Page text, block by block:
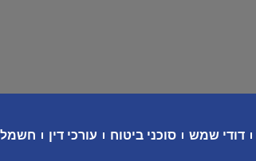
דודי שמש סוכני ביטוח עורכי דין